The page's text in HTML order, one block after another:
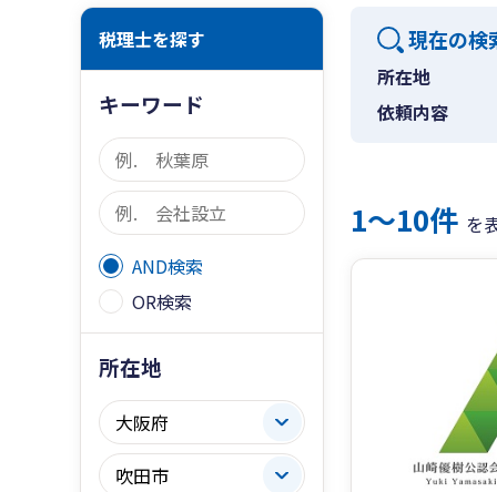
税理士を探す
キーワード
AND検索
OR検索
所在地
現在の検
所在地
依頼内容
1〜10件 を